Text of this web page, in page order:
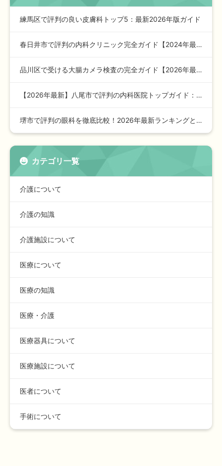
練馬区で評判の良い皮膚科トップ5：最新2026年版ガイド
春日井市で評判の内科クリニック完全ガイド【2024年最新版】…
品川区で受ける大腸カメラ検査の完全ガイド【2026年最新版】
【2026年最新】八尾市で評判の内科医院トップガイド：安心の…
堺市で評判の眼科を徹底比較！2026年最新ランキングと選び方…
カテゴリ一覧
介護について
介護の知識
介護施設について
医療について
医療の知識
医療・介護
医療器具について
医療施設について
医者について
手術について